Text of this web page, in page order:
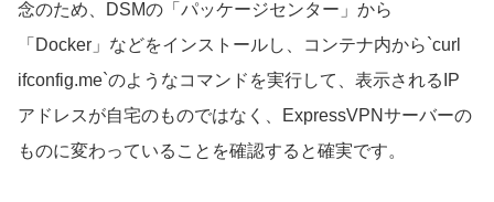
念のため、DSMの「パッケージセンター」から
「Docker」などをインストールし、コンテナ内から`curl
ifconfig.me`のようなコマンドを実行して、表示されるIP
アドレスが自宅のものではなく、ExpressVPNサーバーの
ものに変わっていることを確認すると確実です。